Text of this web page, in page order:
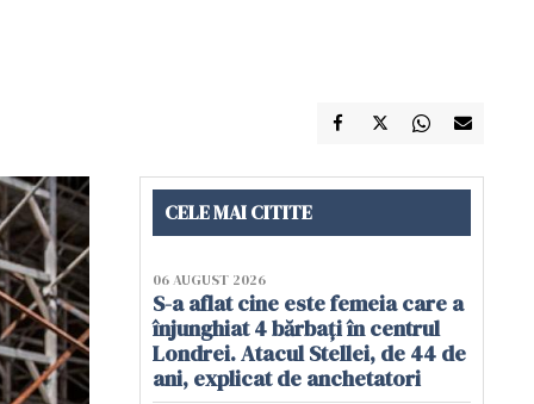
CELE MAI CITITE
06 AUGUST 2026
S-a aflat cine este femeia care a
înjunghiat 4 bărbați în centrul
Londrei. Atacul Stellei, de 44 de
ani, explicat de anchetatori